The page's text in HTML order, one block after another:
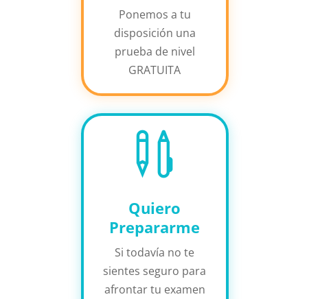
Ponemos a tu
disposición una
prueba de nivel
GRATUITA

Quiero
Prepararme
Si todavía no te
sientes seguro para
afrontar tu examen